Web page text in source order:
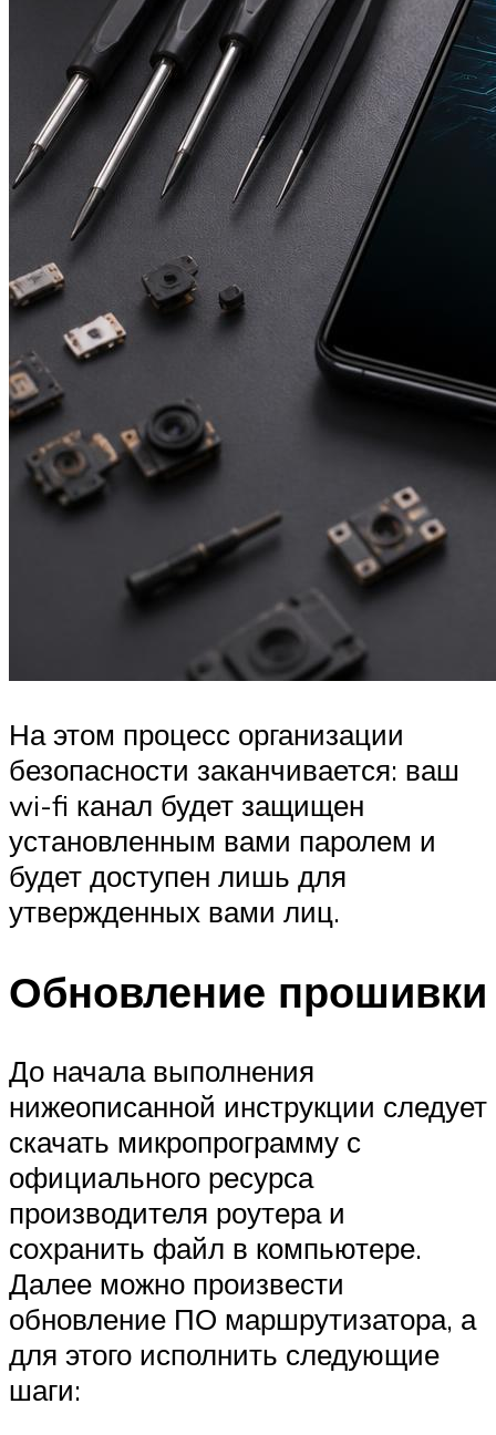
На этом процесс организации
безопасности заканчивается: ваш
wi-fi канал будет защищен
установленным вами паролем и
будет доступен лишь для
утвержденных вами лиц.
Обновление прошивки
До начала выполнения
нижеописанной инструкции следует
скачать микропрограмму с
официального ресурса
производителя роутера и
сохранить файл в компьютере.
Далее можно произвести
обновление ПО маршрутизатора, а
для этого исполнить следующие
шаги: